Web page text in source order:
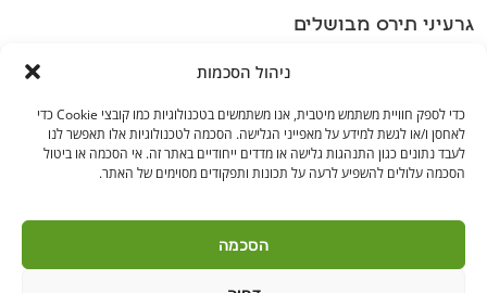
ניהול הסכמות
כדי לספק חוויית משתמש מיטבית, אנו משתמשים בטכנולוגיות כמו קובצי Cookie כדי
לאחסן ו/או לגשת למידע על מאפייני הגלישה. הסכמה לטכנולוגיות אלו תאפשר לנו
לעבד נתונים כגון התנהגות גלישה או מדדים ייחודיים באתר זה. אי הסכמה או ביטול
הסכמה עלולים להשפיע לרעה על תכונות ותפקודים מסוימים של האתר.
הסכמה
גרעיני תירס מבושלים
בקרו אותנו